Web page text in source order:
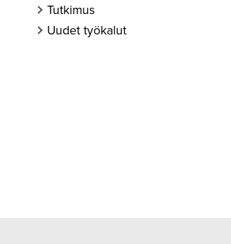
Tutkimus
Uudet työkalut